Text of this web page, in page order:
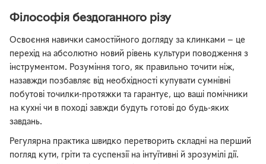
Філософія бездоганного різу
Освоєння навички самостійного догляду за клинками — це
перехід на абсолютно новий рівень культури поводження з
інструментом. Розуміння того, як правильно точити ніж,
назавжди позбавляє від необхідності купувати сумнівні
побутові точилки-протяжки та гарантує, що ваші помічники
на кухні чи в поході завжди будуть готові до будь-яких
завдань.
Регулярна практика швидко перетворить складні на перший
погляд кути, гріти та суспензії на інтуїтивні й зрозумілі дії.